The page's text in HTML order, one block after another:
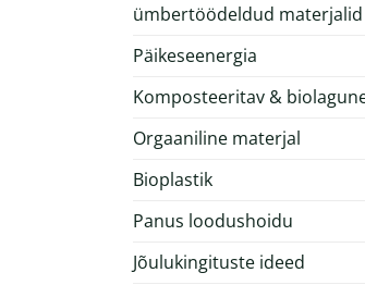
ümbertöödeldud materjalid
Päikeseenergia
Komposteeritav &
Orgaaniline materjal
Bioplastik
Panus loodushoidu
Jõulukingituste ideed